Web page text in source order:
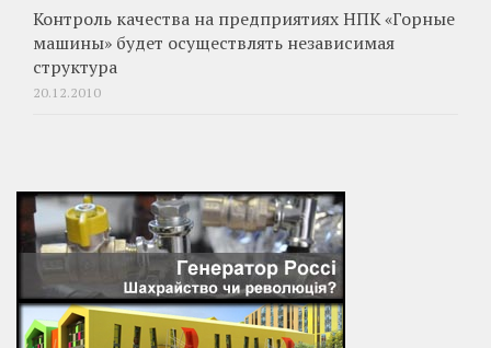
Контроль качества на предприятиях НПК «Горные
машины» будет осуществлять независимая
структура
20.12.2010